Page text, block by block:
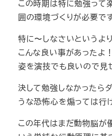
この時期は特に勉強って
囲の環境づくりが必要です
特に〜しなさいというよ
こんな良い事があったよ
姿を演技でも良いので見
決して勉強しなかったら
うな恐怖心を煽っては行
この年代はまだ動物脳が